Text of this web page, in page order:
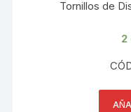
Tornillos de
2